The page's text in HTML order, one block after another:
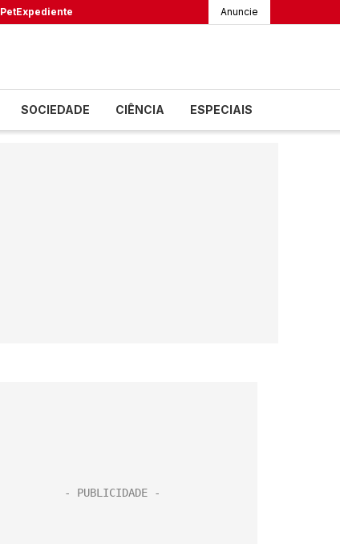
PetExpediente Anuncie
SOCIEDADE CIÊNCIA ESPECIAIS